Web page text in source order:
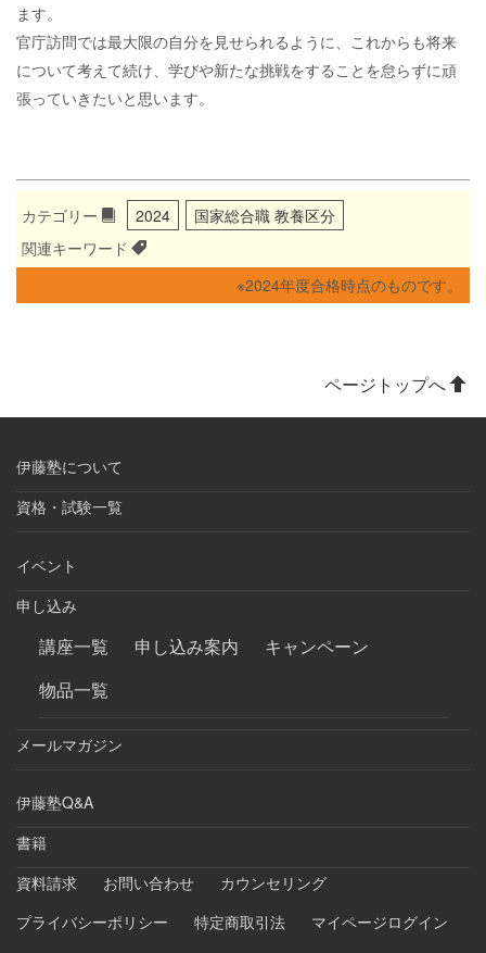
ます。
官庁訪問では最大限の自分を見せられるように、これからも将来
について考えて続け、学びや新たな挑戦をすることを怠らずに頑
張っていきたいと思います。
カテゴリー 2024
国家総合職 教養区分
関連キーワード
※2024年度合格時点のものです。
ページトップへ
伊藤塾について
資格・試験一覧
イベント
申し込み
講座一覧 申し込み案内
キャンペーン
物品一覧
メールマガジン
伊藤塾Q&A
書籍
資料請求
お問い合わせ
カウンセリング
プライバシーポリシー
特定商取引法
マイページログイン